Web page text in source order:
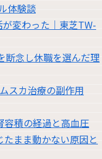
体験談
変わった｜東芝TW-
断念し休職を選んだ理
スカ治療の副作用
容積の経過と高血圧
まま動かない原因と